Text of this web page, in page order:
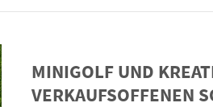
MINIGOLF UND
VERKAUFSOFFENEN